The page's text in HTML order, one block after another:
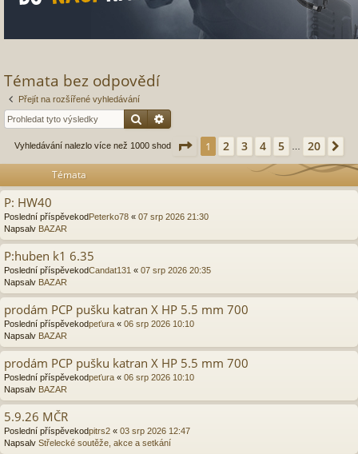
Témata bez odpovědí
Přejít na rozšířené vyhledávání
Hledat
Vyhledávání nalezlo více než 1000 shod Stránka 1z 20
1 2 3 4 5 20
Témata
P: HW40
Poslední příspěvekodPeterko78 « 07 srp 2026 21:30
Napsalv BAZAR
P:huben k1 6.35
Poslední příspěvekodCandat131 « 07 srp 2026 20:35
Napsalv BAZAR
prodám PCP pušku katran X HP 5.5 mm 700
Poslední příspěvekodpeťura « 06 srp 2026 10:10
Napsalv BAZAR
prodám PCP pušku katran X HP 5.5 mm 700
Poslední příspěvekodpeťura « 06 srp 2026 10:10
Napsalv BAZAR
5.9.26 MČR
Poslední příspěvekodpitrs2 « 03 srp 2026 12:47
Napsalv Střelecké soutěže, akce a setkání